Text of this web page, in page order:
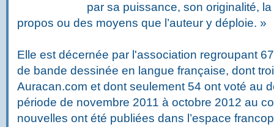
par sa puissance, son originalité,
propos ou des moyens que l’auteur y déploie. »
Elle est décernée par l'association regroupant
de bande dessinée en langue française, dont
Auracan.com et dont seulement 54 ont voté au
période de novembre 2011 à octobre 2012 au
nouvelles ont été publiées dans l’espace